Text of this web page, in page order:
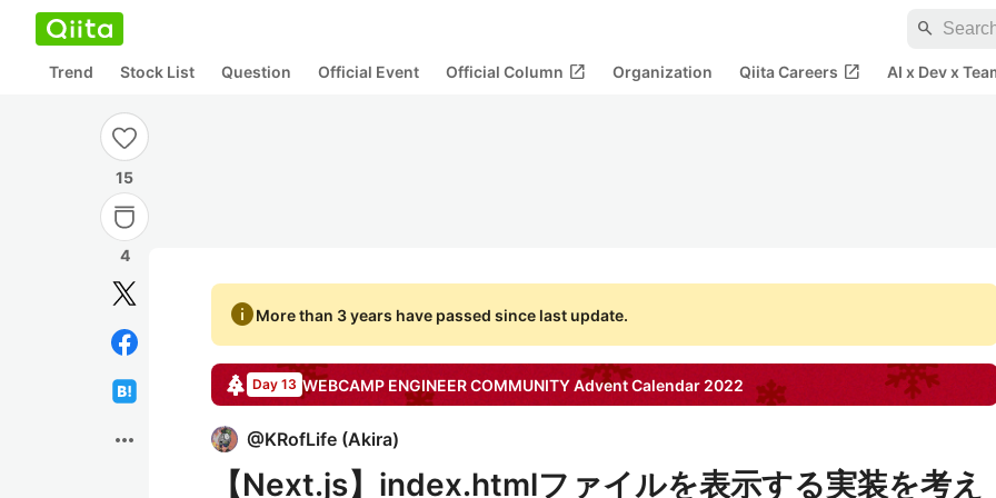
search
Trend Stock List Question Official Event Official Column open_in_new Organization Qiita Careers open_in_new AI x Dev x
15
4
more_horiz
infoMore than 3 years have passed since last update.
Day 13 WEBCAMP ENGINEER COMMUNITYAdvent Calendar 2022
@KRofLife (Akira)
【Next.js】index.htmlファイルを表示する実装を考え